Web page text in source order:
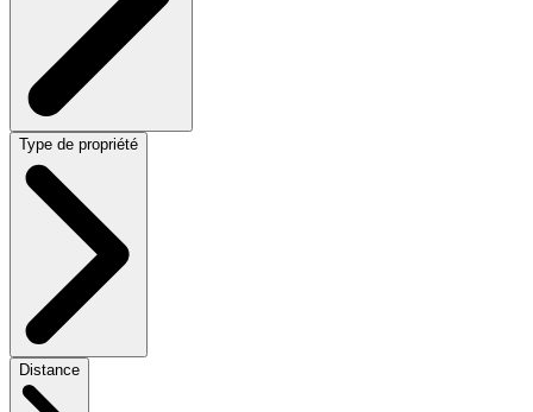
Type de propriété
Distance